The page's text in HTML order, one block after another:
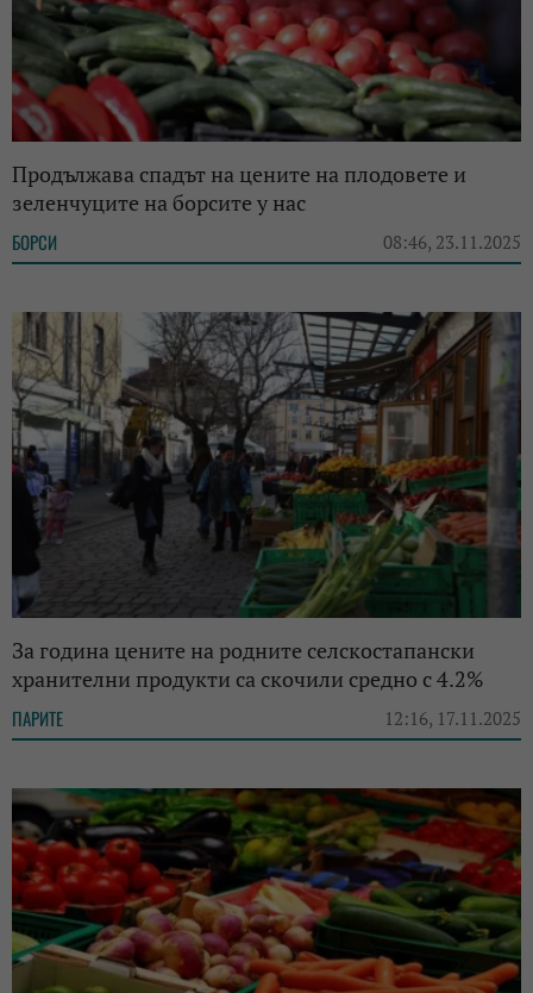
Продължава спадът на цените на плодовете и
зеленчуците на борсите у нас
БОРСИ 08:46, 23.11.2025
За година цените на родните селскостапански
хранителни продукти са скочили средно с 4.2%
ПАРИТЕ 12:16, 17.11.2025